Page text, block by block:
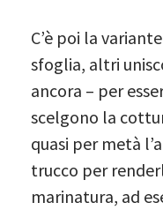
C’è poi la
sfoglia, altri
ancora – per
scelgono la
quasi per metà
trucco per
marinatura, ad